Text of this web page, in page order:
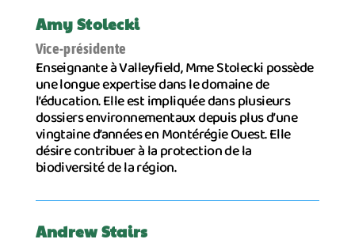
Amy Stolecki
Vice-présidente
Enseignante à Valleyfield, Mme Stolecki possède
une longue expertise dans le domaine de
l’éducation. Elle est impliquée dans plusieurs
dossiers environnementaux depuis plus d’une
vingtaine d’années en Montérégie Ouest. Elle
désire contribuer à la protection de la
biodiversité de la région.
Andrew Stairs